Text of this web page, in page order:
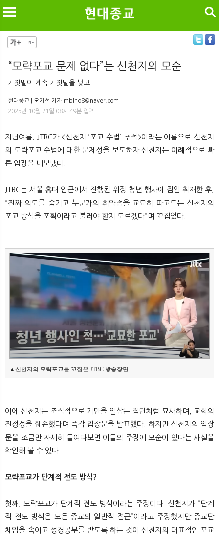
메
검색
“모략포교 문제 없다”는 신천지의 모순
거짓말이 계속 거짓말을 낳고
현대종교 | 오기선 기자 mblno8@naver.com
2025년 10월 21일 08시 49분 입력
지난여름, JTBC가 <신천지 ‘포교 수법’ 추적>이라는 이름으로 신천지
의 모략포교 수법에 대한 문제성을 보도하자 신천지는 이례적으로 빠
른 입장을 내보냈다.
JTBC는 서울 홍대 인근에서 진행된 위장 청년 행사에 잠입 취재한 후,
“진짜 의도를 숨기고 누군가의 취약점을 교묘히 파고드는 신천지의
포교 방식을 포획이라고 불러야 할지 모르겠다”며 꼬집었다.
▲신천지의 모략포교를 꼬집은 JTBC 방송장면
이에 신천지는 조직적으로 기만을 일삼는 집단처럼 묘사하며, 교회의
진정성을 훼손했다며 즉각 입장문을 발표했다. 하지만 신천지의 입장
문을 조금만 자세히 들여다보면 이들의 주장에 모순이 있다는 사실을
확인해 볼 수 있다.
모략포교가 단계적 전도 방식?
첫째, 모략포교가 단계적 전도 방식이라는 주장이다. 신천지가 “단계
적 전도 방식은 모든 종교의 일반적 접근”이라고 주장했지만 종교단
체임을 속이고 성경공부를 받도록 하는 것이 신천지의 대표적인 포교